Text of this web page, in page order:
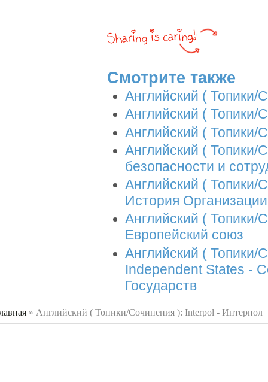
Смотрите также
Английский ( Топики/
Английский (
Английский (
Английский ( Топики/
безопасности и
Английский (
История
Английский (
Европейский союз
Английский ( Топики/
Independent States -
Государств
» Английский ( Топики/Сочинения ): Interpol - Интерпол